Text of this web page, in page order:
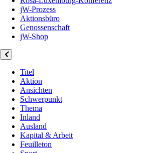
jW-Prozess
Aktionsbüro
Genossenschaft
jW-Shop
Titel
Aktion
Ansichten
Schwerpunkt
Thema
Inland
Ausland
Kapital & Arbeit
Feuilleton